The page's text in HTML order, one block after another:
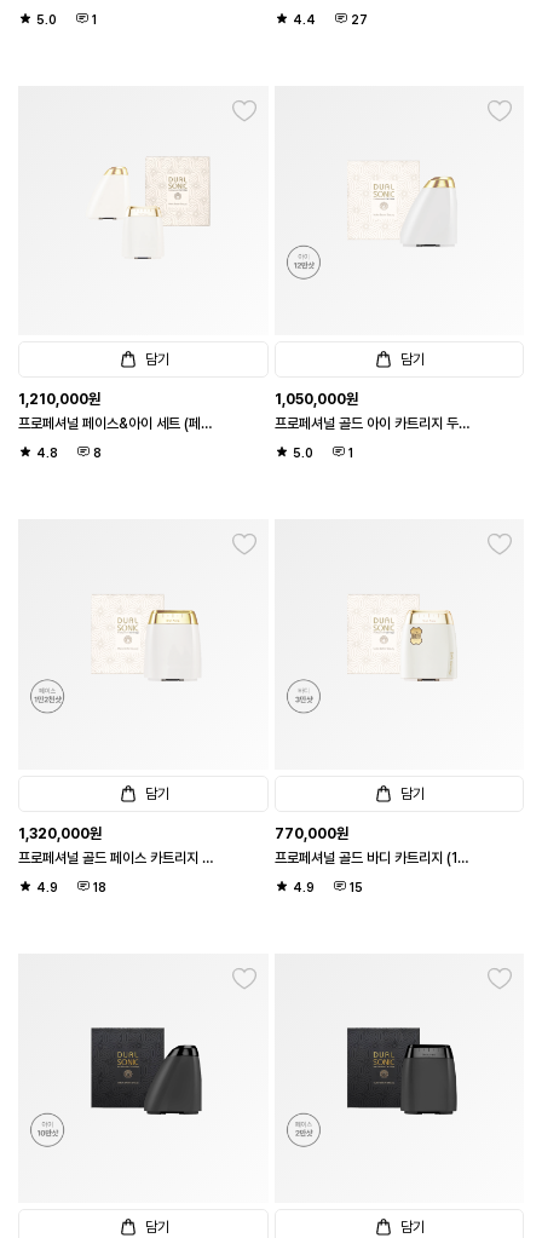
5.0 1
도트 / 아이 6만샷)
4.4 27
샷 20도트 / 페이스 6천샷)
담기
4.8 8
프로페셔널 페이스&아이 세트 (페이
스 카트리지+ 아이 카트리지)
1,210,000원
담기
5.0 1
프로페셔널 골드 아이 카트리지 두배
샷 (1샷 1도트 / 아이 12만샷)
1,050,000원
담기
4.9 18
프로페셔널 골드 페이스 카트리지 두
배샷 (1샷 20도트 / 페이스 1.2만샷)
1,320,000원
담기
4.9 15
프로페셔널 골드 바디 카트리지 (1샷
20도트 / 바디 3만샷)
770,000원
담기 담기